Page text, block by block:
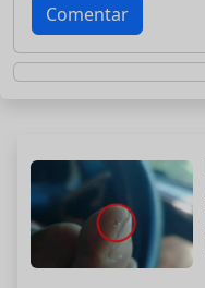
Comentar